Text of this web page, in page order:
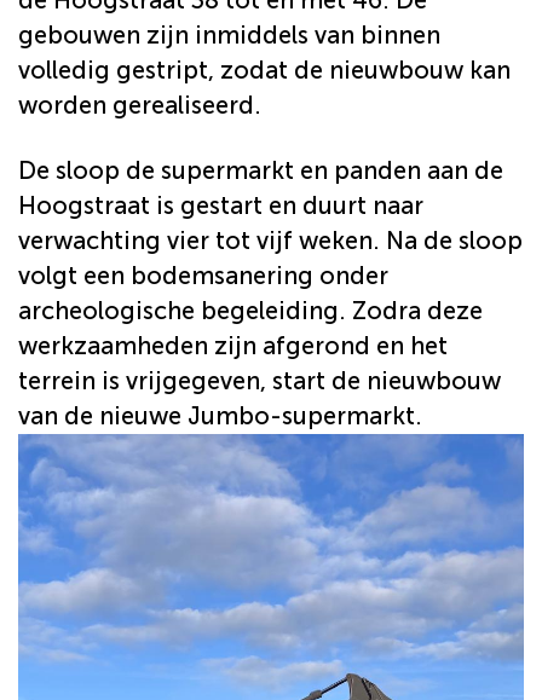
gebouwen zijn inmiddels van binnen
volledig gestript, zodat de nieuwbouw kan
worden gerealiseerd.
De sloop de supermarkt en panden aan de
Hoogstraat is gestart en duurt naar
verwachting vier tot vijf weken. Na de sloop
volgt een bodemsanering onder
archeologische begeleiding. Zodra deze
werkzaamheden zijn afgerond en het
terrein is vrijgegeven, start de nieuwbouw
van de nieuwe Jumbo-supermarkt.